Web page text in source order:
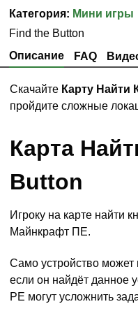
Категория: Мини игры
Find the Button
Описание
FAQ
Скачайте Карту Найти
пройдите сложные
Карта
Button
Игроку на карте найти
Майнкрафт ПЕ.
Само устройство может
если он найдёт данное
PE могут усложнить